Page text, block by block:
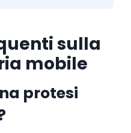
sulla
mobile
protesi